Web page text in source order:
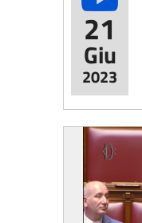
21
Giu
2023